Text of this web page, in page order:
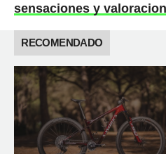
sensaciones y
RECOMENDADO